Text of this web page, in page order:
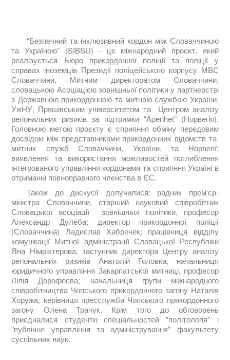
“Безпечний та інклюзивний кордон між Словаччиною
та Україною” (SIBSU) - це міжнародний проєкт, який
реалізується Бюро прикордонної поліції та поліції у
справах іноземців Президії поліцейського корпусу МВС
Словаччини, Митним директоратом Словаччини,
словацькою Асоціацією зовнішньої політики у партнерстві
з Державною прикордонною та митною службою України,
УжНУ, Пряшівським університетом та Центром аналізу
регіональних ризиків за підтримки “Apenhet” (Норвегія).
Головною метою проєкту є сприяння обміну передовим
досвідом між представниками прикордонних відомств та
митних служб Словаччини, України, та Норвегії;
виявлення та використання можливостей поглиблення
інтегрованого управління кордонами та сприяння Україні в
отриманні повноправного членства в ЄС.
Також до дискусії долучилися: радник прем'єр-
міністра Словаччини, старший науковий співробітник
Словацької асоціації зовнішньої політики, професор
Александр Дулеба; директор прикордонної поліції
(Словаччина) Ладислав Хабречек; працівниця відділу
комунікації Митної адміністрації Словацької Республіки
Яна Німріхтерова; заступник директора Центру аналізу
регіональних ризиків Анатолій Головка; начальниця
юридичного управління Закарпатської митниці, професор
Лілія Дорофеєва; начальниця групи міжнародного
співробітництва Чопського прикордонного загону Наталія
Хоружа; керівниця пресслужби Чопського прикордонного
загону Олена Трачук. Крім того до обговорень
приєдналися студенти спеціальностей "політологія" і
"публічне управління та адміністрування" факультету
суспільних наук.